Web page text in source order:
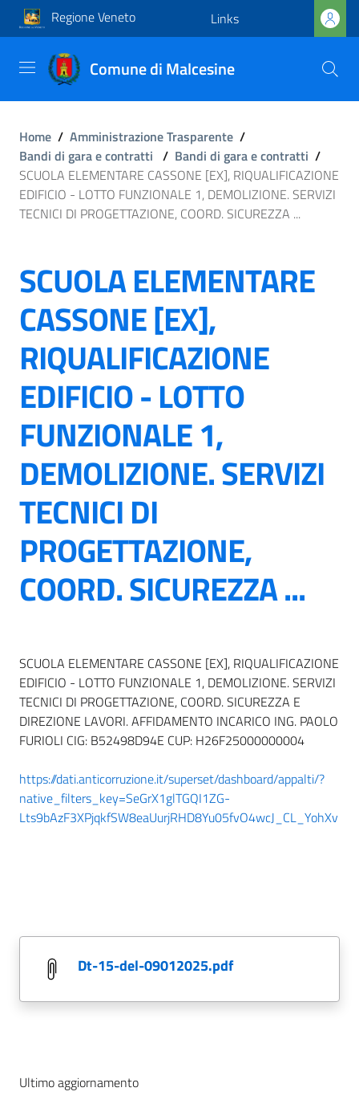
Regione Veneto Links
Comune di Malcesine
Home / Amministrazione Trasparente /
Bandi di gara e contratti / Bandi di gara e contratti /
SCUOLA ELEMENTARE CASSONE [EX], RIQUALIFICAZIONE
EDIFICIO - LOTTO FUNZIONALE 1, DEMOLIZIONE. SERVIZI
TECNICI DI PROGETTAZIONE, COORD. SICUREZZA ...
SCUOLA ELEMENTARE
CASSONE [EX],
RIQUALIFICAZIONE
EDIFICIO - LOTTO
FUNZIONALE 1,
DEMOLIZIONE. SERVIZI
TECNICI DI
PROGETTAZIONE,
COORD. SICUREZZA ...
SCUOLA ELEMENTARE CASSONE [EX], RIQUALIFICAZIONE
EDIFICIO - LOTTO FUNZIONALE 1, DEMOLIZIONE. SERVIZI
TECNICI DI PROGETTAZIONE, COORD. SICUREZZA E
DIREZIONE LAVORI. AFFIDAMENTO INCARICO ING. PAOLO
FURIOLI CIG: B52498D94E CUP: H26F25000000004
https://dati.anticorruzione.it/superset/dashboard/appalti/?
native_filters_key=SeGrX1glTGQI1ZG-
Lts9bAzF3XPjqkfSW8eaUurjRHD8Yu05fvO4wcJ_CL_YohXv
dt-15-del-09012025.pdf
Ultimo aggiornamento